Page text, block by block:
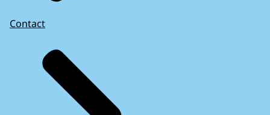
Contact